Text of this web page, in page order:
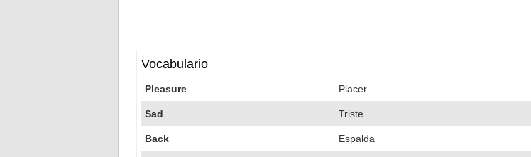
Vocabulario
Pleasure Placer
Sad Triste
Back Espalda